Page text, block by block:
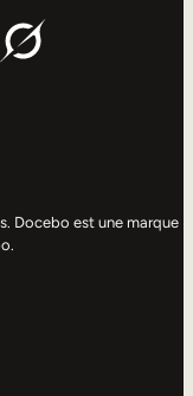
Docebo est une marque